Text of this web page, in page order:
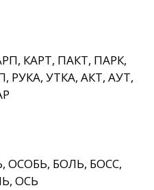
КАРТ, ПАКТ, ПАРК,
РУКА, УТКА, АКТ, АУТ,
ОСОБЬ, БОЛЬ, БОСС,
ОСЬ